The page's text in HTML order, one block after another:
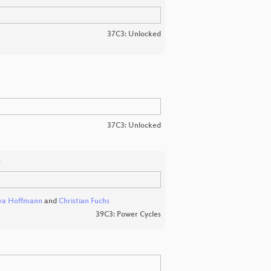
37C3: Unlocked
37C3: Unlocked
Hoffmann and Christian Fuchs
39C3: Power Cycles